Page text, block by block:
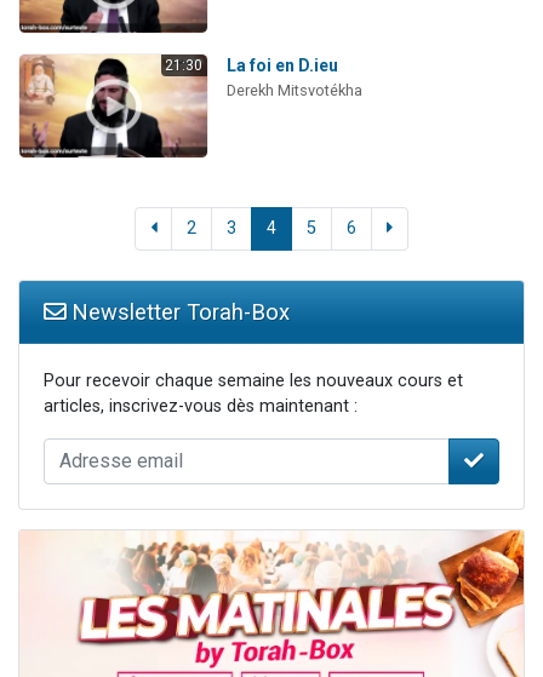
21:30 La foi en D.ieu
Derekh Mitsvotékha
2 3 4 5 6
Newsletter Torah-Box
Pour recevoir chaque semaine les nouveaux cours et
articles, inscrivez-vous dès maintenant :